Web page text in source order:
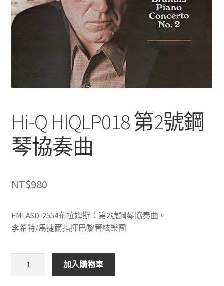
Hi-Q HIQLP018 第2號鋼
琴協奏曲
NT$980
EMI ASD-2554布拉姆斯：第2號鋼琴協奏曲。
李希特/馬捷爾指揮巴黎管絃樂團
加入購物車